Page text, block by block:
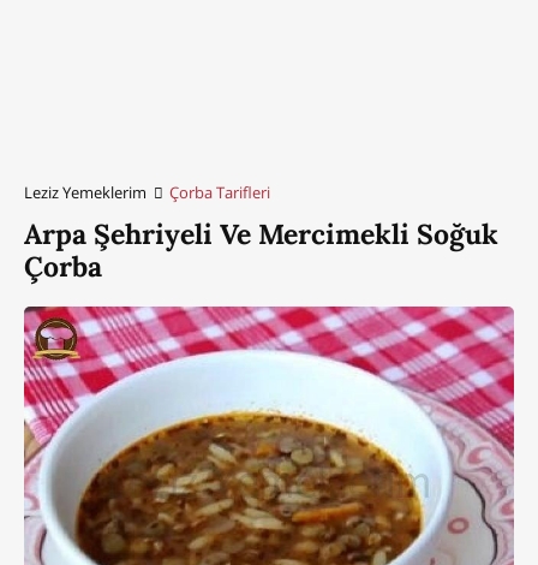
Leziz Yemeklerim Çorba Tarifleri
Arpa Şehriyeli Ve Mercimekli Soğuk
Çorba